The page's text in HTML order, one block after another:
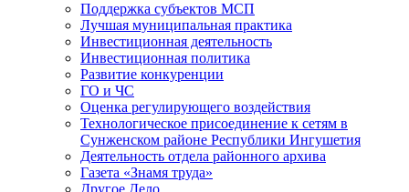
Поддержка субъектов МСП
Лучшая муниципальная практика
Инвестиционная деятельность
Инвестиционная политика
Развитие конкуренции
ГО и ЧС
Оценка регулирующего воздействия
Технологическое присоединение к сетям в
Сунженском районе Республики Ингушетия
Деятельность отдела районного архива
Газета «Знамя труда»
Другое Дело